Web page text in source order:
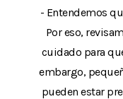
- Entendemos
Por eso,
cuidado para
embargo,
pueden estar